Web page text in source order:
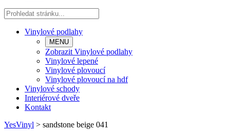
Vinylové podlahy
MENU
Zobrazit Vinylové podlahy
Vinylové lepené
Vinylové plovoucí
Vinylové plovoucí na hdf
Vinylové schody
Interiérové dveře
Kontakt
YesVinyl > sandstone beige 041